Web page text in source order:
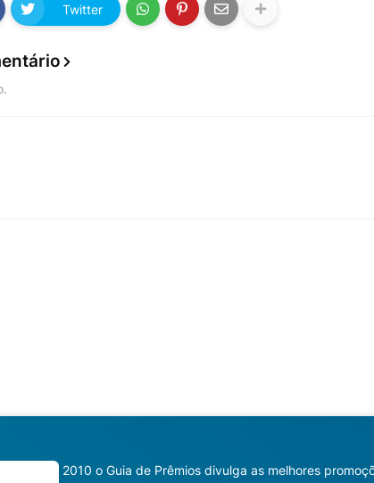
Twitter
Desde 2010 o Guia de Prêmios divulga as melhores